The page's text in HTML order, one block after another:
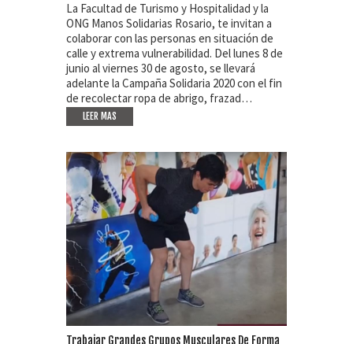
La Facultad de Turismo y Hospitalidad y la
ONG Manos Solidarias Rosario, te invitan a
colaborar con las personas en situación de
calle y extrema vulnerabilidad. Del lunes 8 de
junio al viernes 30 de agosto, se llevará
adelante la Campaña Solidaria 2020 con el fin
de recolectar ropa de abrigo, frazad…
LEER MAS
Trabajar Grandes Grupos Musculares De Forma